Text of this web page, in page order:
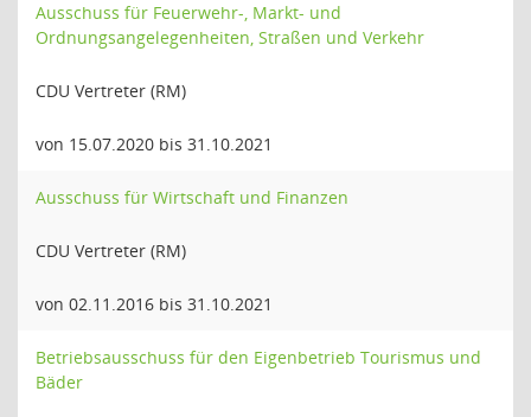
Ausschuss für Feuerwehr-, Markt- und
Ordnungsangelegenheiten, Straßen und Verkehr
CDU Vertreter (RM)
von 15.07.2020 bis 31.10.2021
Ausschuss für Wirtschaft und Finanzen
CDU Vertreter (RM)
von 02.11.2016 bis 31.10.2021
Betriebsausschuss für den Eigenbetrieb Tourismus und
Bäder